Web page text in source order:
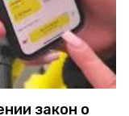
закон о